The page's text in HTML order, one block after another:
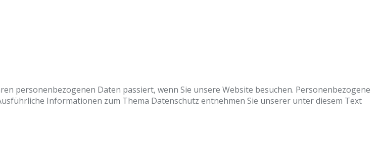
personenbezogenen Daten passiert, wenn Sie unsere Website besuchen. Personenbezogene
Informationen zum Thema Datenschutz entnehmen Sie unserer unter diesem Text